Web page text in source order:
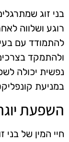
בני זוג
רוגע ושלווה
להתמודד עם
ולהתמקד
נפשית יכולה
במניעת
השפעת
חיי המין של בני